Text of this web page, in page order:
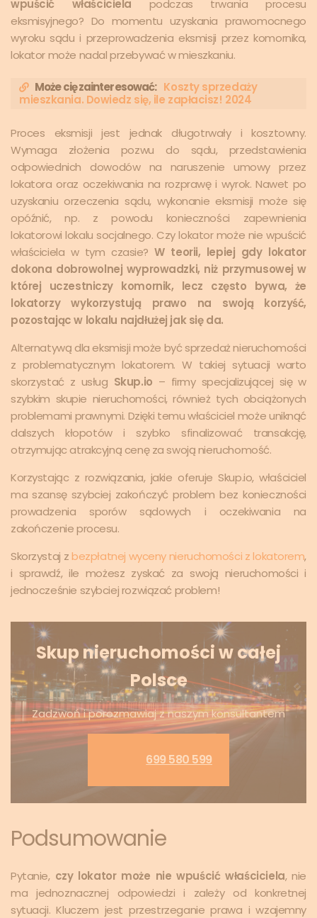
wpuścić właściciela podczas trwania procesu
eksmisyjnego? Do momentu uzyskania prawomocnego
wyroku sądu i przeprowadzenia eksmisji przez komornika,
lokator może nadal przebywać w mieszkaniu.
Może cię zainteresować: Koszty sprzedaży
mieszkania. Dowiedz się, ile zapłacisz! 2024
Proces eksmisji jest jednak długotrwały i kosztowny.
Wymaga złożenia pozwu do sądu, przedstawienia
odpowiednich dowodów na naruszenie umowy przez
lokatora oraz oczekiwania na rozprawę i wyrok. Nawet po
uzyskaniu orzeczenia sądu, wykonanie eksmisji może się
opóźnić, np. z powodu konieczności zapewnienia
lokatorowi lokalu socjalnego. Czy lokator może nie wpuścić
właściciela w tym czasie? W teorii, lepiej gdy lokator
dokona dobrowolnej wyprowadzki, niż przymusowej w
której uczestniczy komornik, lecz często bywa, że
lokatorzy wykorzystują prawo na swoją korzyść,
pozostając w lokalu najdłużej jak się da.
Alternatywą dla eksmisji może być sprzedaż nieruchomości
z problematycznym lokatorem. W takiej sytuacji warto
skorzystać z usług Skup.io – firmy specjalizującej się w
szybkim skupie nieruchomości, również tych obciążonych
problemami prawnymi. Dzięki temu właściciel może uniknąć
dalszych kłopotów i szybko sfinalizować transakcję,
otrzymując atrakcyjną cenę za swoją nieruchomość.
Korzystając z rozwiązania, jakie oferuje Skup.io, właściciel
ma szansę szybciej zakończyć problem bez konieczności
prowadzenia sporów sądowych i oczekiwania na
zakończenie procesu.
Skorzystaj zbezpłatnej wyceny nieruchomości z lokatorem,
i sprawdź, ile możesz zyskać za swoją nieruchomości i
jednocześnie szybciej rozwiązać problem!
Skup nieruchomości w całej
Polsce
Zadzwoń i porozmawiaj z naszym konsultantem
699 580 599
Podsumowanie
Pytanie, czy lokator może nie wpuścić właściciela, nie
ma jednoznacznej odpowiedzi i zależy od konkretnej
sytuacji. Kluczem jest przestrzeganie prawa i wzajemny